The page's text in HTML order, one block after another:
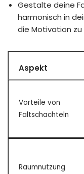
Gestalte deine
harmonisch in
die Motivation zu
Aspekt
Vorteile von
Faltschachteln
Raumnutzung